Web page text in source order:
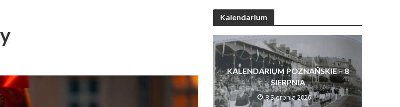
Kalendarium
KALENDARIUM POZNAŃSKIE – 8
SIERPNIA
8 Sierpnia 2026